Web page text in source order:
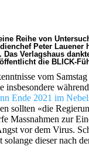
Reihe von
Peter
Das Verlagshaus
die BLICK-
vom
insbesondere
Ende 2021 im
sollten «die
Massnahmen zur
vor dem Virus.
dieser nach